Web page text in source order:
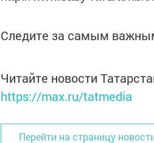
Следите за самым
Читайте новости
https://max.ru/tatmedia
Перейти на страницу